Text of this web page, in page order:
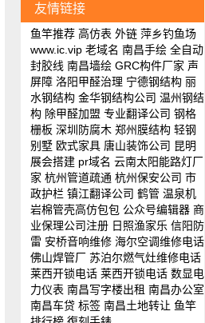
友情链接
鱼竿推荐 高仿表 外链 萍乡钓鱼场
www.ic.vip 老域名 南昌手绘 全自动
封胶线 南昌墙绘 GRC构件厂家 声
屏障 洛阳甲醛治理 宁德钢结构 丽
水钢结构 金华钢结构公司 温州钢结
构 除甲醛加盟 专业翻译公司 钢格
栅板 深圳防腐木 郑州膜结构 轻钢
别墅 欧式家具 唐山装饰公司 昆明
展会搭建 pr域名 云南太阳能路灯厂
家 杭州管道疏通 杭州保安公司 市
政护栏 镇江翻译公司 鹤管 温泉机
岩棉管壳高仿包包 公众号编辑器 商
业保理公司注册 日照渔家乐 信阳防
雷 安桥音响维修 海尔空调维修电话
佛山焊管厂 苏泊尔燃气灶维修电话
莱西开锁电话 莱西开锁电话 数显电
力仪表 南昌写字楼出租 南昌办公室
南昌车贷 标签 南昌土地转让 鱼竿